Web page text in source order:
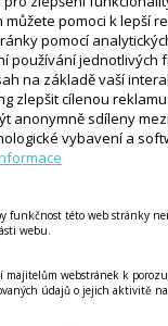
přidávat
můžete pomoci k lepší
pomocí
používání jednotlivých
na základě vaší
zlepšit cílenou
anonymně sdíleny
vybavení a
funkčnost této web stránky
webu.
majitelům webstránek k
údajů o jejich aktivitě